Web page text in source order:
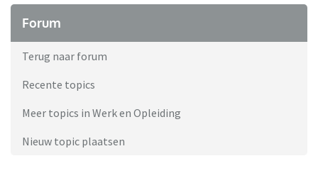
Forum
Terug naar forum
Recente topics
Meer topics in Werk en Opleiding
Nieuw topic plaatsen